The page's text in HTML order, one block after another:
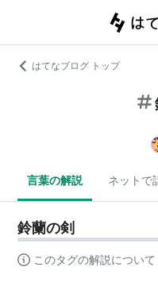
はてなブログ トップ
言葉の解説 ネットで
鈴蘭の剣
このタグの解説について